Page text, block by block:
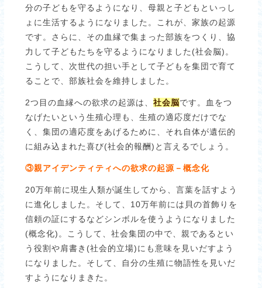
分の子どもを守るようになり、母親と子どもといっし
ょに生活するようになりました。これが、家族の起源
です。さらに、その血縁で集まった部族をつくり、協
力して子どもたちを守るようになりました(社会脳)。
こうして、次世代の担い手として子どもを集団で育て
ることで、部族社会を維持しました。
2つ目の血縁への欲求の起源は、 社会脳です。血をつ
なげたいという生殖心理も、生殖の適応度だけでな
く、集団の適応度をあげるために、それ自体が遺伝的
に組み込まれた喜び(社会的報酬)と言えるでしょう。
③親アイデンティティへの欲求の起源－概念化
20万年前に現生人類が誕生してから、言葉を話すよう
に進化しました。そして、10万年前には貝の首飾りを
信頼の証にするなどシンボルを使うようになりました
(概念化)。こうして、社会集団の中で、親であるとい
う役割や肩書き(社会的立場)にも意味を見いだすよう
になりました。そして、自分の生殖に物語性を見いだ
すようになりまきた。